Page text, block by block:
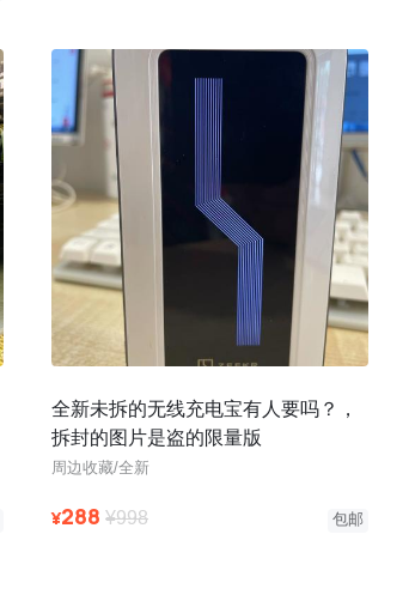
全新未拆的无线充电宝有人要吗？，
拆封的图片是盗的限量版
周边收藏/全新
¥288 ¥998 包邮